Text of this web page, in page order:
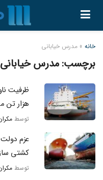
خانه » مدرس خیابانی
برچسب:مدرس خیابانی
هزار تن
توسط
عزم
کشتی
توسط